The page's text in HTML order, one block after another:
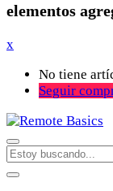
elementos
x
No tiene
Seguir